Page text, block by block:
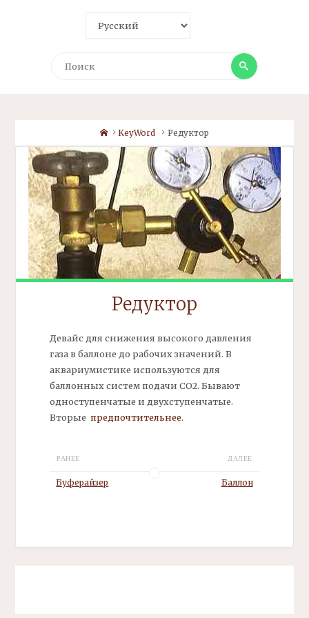
Поиск
HomeKeyWord Редуктор
Редуктор
Девайс для снижения высокого давления
газа в баллоне до рабочих значений. В
аквариумистике используются для
баллонных систем подачи СО2. Бывают
одноступенчатые и двухступенчатые.
Вторые предпочтительнее.
РАНЕЕ
Буферайзер
ДАЛЕЕ
Баллон